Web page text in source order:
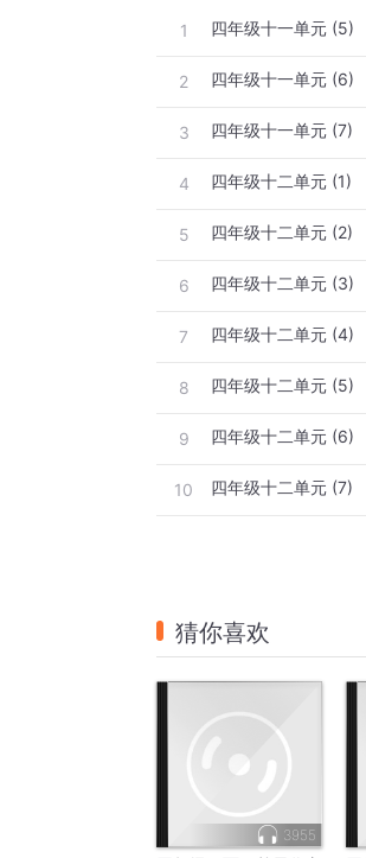
1 四年级十一单元 (5)
2 四年级十一单元 (6)
3 四年级十一单元 (7)
4 四年级十二单元 (1)
5 四年级十二单元 (2)
6 四年级十二单元 (3)
7 四年级十二单元 (4)
8 四年级十二单元 (5)
9 四年级十二单元 (6)
10 四年级十二单元 (7)
猜你喜欢
3955